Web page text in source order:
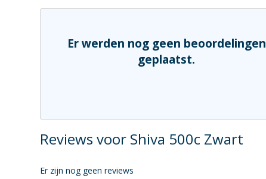
Er werden nog geen beoordelingen
geplaatst.
Reviews voor Shiva 500c Zwart
Er zijn nog geen reviews